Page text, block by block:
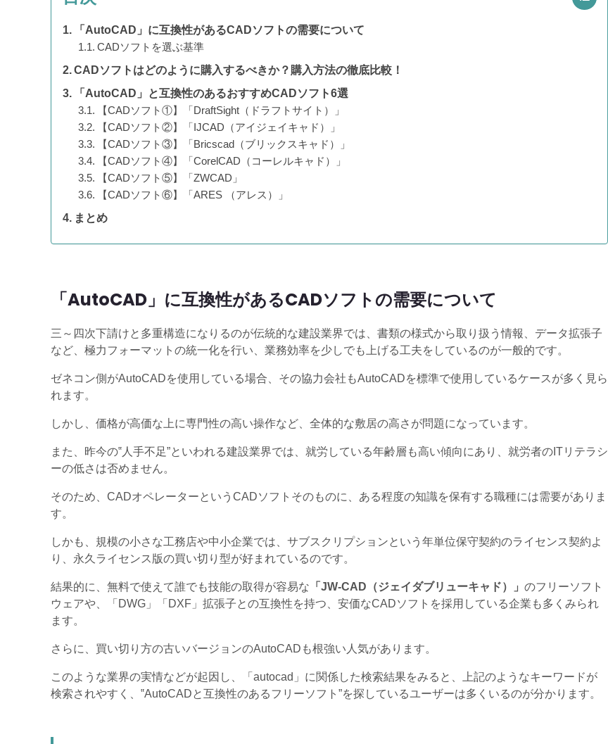
「AutoCAD」に互換性があるCADソフトの需要について
CADソフトを選ぶ基準
CADソフトはどのように購入するべきか？購入方法の徹底比較！
「AutoCAD」と互換性のあるおすすめCADソフト6選
【CADソフト①】「DraftSight（ドラフトサイト）」
【CADソフト②】「IJCAD（アイジェイキャド）」
【CADソフト③】「Bricscad（ブリックスキャド）」
【CADソフト④】「CorelCAD（コーレルキャド）」
【CADソフト⑤】「ZWCAD」
【CADソフト⑥】「ARES （アレス）」
まとめ
「AutoCAD」に互換性があるCADソフトの需要について
三～四次下請けと多重構造になりるのが伝統的な建設業界では、書類の様式から取り扱う情報、データ拡張子
など、極力フォーマットの統一化を行い、業務効率を少しでも上げる工夫をしているのが一般的です。
ゼネコン側がAutoCADを使用している場合、その協力会社もAutoCADを標準で使用しているケースが多く見ら
れます。
しかし、価格が高価な上に専門性の高い操作など、全体的な敷居の高さが問題になっています。
また、昨今の‟人手不足”といわれる建設業界では、就労している年齢層も高い傾向にあり、就労者のITリテラシ
ーの低さは否めません。
そのため、CADオペレーターというCADソフトそのものに、ある程度の知識を保有する職種には需要がありま
す。
しかも、規模の小さな工務店や中小企業では、サブスクリプションという年単位保守契約のライセンス契約よ
り、永久ライセンス版の買い切り型が好まれているのです。
結果的に、無料で使えて誰でも技能の取得が容易な 「JW-CAD（ジェイダブリューキャド）」 のフリーソフト
ウェアや、「DWG」「DXF」拡張子との互換性を持つ、安価なCADソフトを採用している企業も多くみられ
ます。
さらに、買い切り方の古いバージョンのAutoCADも根強い人気があります。
このような業界の実情などが起因し、「autocad」に関係した検索結果をみると、上記のようなキーワードが
検索されやすく、‟AutoCADと互換性のあるフリーソフト”を探しているユーザーは多くいるのが分かります。